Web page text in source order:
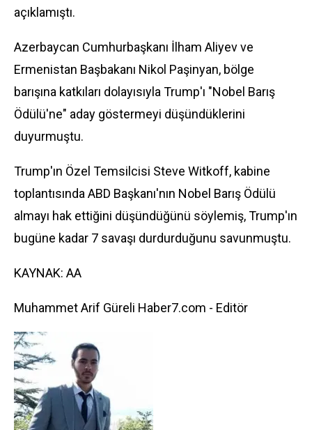
açıklamıştı.
Azerbaycan Cumhurbaşkanı İlham Aliyev ve
Ermenistan Başbakanı Nikol Paşinyan, bölge
barışına katkıları dolayısıyla Trump'ı "Nobel Barış
Ödülü'ne" aday göstermeyi düşündüklerini
duyurmuştu.
Trump'ın Özel Temsilcisi Steve Witkoff, kabine
toplantısında ABD Başkanı'nın Nobel Barış Ödülü
almayı hak ettiğini düşündüğünü söylemiş, Trump'ın
bugüne kadar 7 savaşı durdurduğunu savunmuştu.
KAYNAK: AA
Muhammet Arif Güreli Haber7.com - Editör